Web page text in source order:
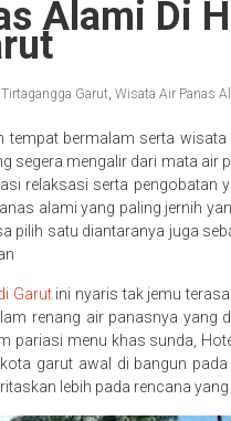
Alami Di
Tirtagangga Garut, Wisata Air Panas
tempat bermalam serta
segera mengalir dari mata air
relaksasi serta pengobatan
alami yang paling jernih
pilih satu diantaranya juga
Garutini nyaris tak jemu
renang air panasnya yang
pariasi menu khas sunda,
garut awal di bangun
lebih pada rencana